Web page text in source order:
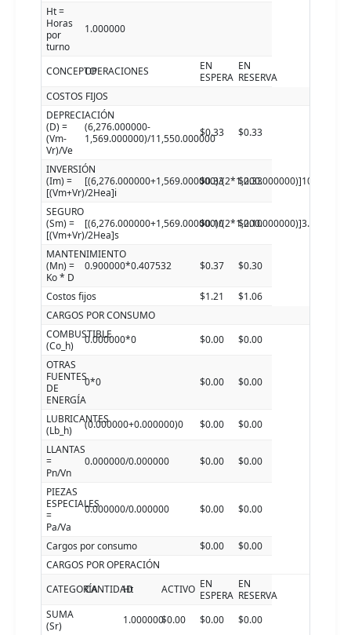
Ht =
Horas
por
turno
1.000000
CONCEPTOOPERACIONES
EN
ESPERA
EN
RESERVA
COSTOS FIJOS
DEPRECIACIÓN
(D) =
(Vm-
Vr)/Ve
(6,276.000000-
1,569.000000)/11,550.000000
$0.33 $0.33
INVERSIÓN
(Im) =
[(Vm+Vr)/2Hea]i
[(6,276.000000+1,569.000000)/(2*1,200.000000)]10.000000
$0.33 $0.33
SEGURO
(Sm) =
[(Vm+Vr)/2Hea]s
[(6,276.000000+1,569.000000)/(2*1,200.000000)]3.000000
$0.10 $0.10
MANTENIMIENTO
(Mn) =
Ko * D
0.900000*0.407532 $0.37 $0.30
Costos fijos $1.21
$1.06
CARGOS POR CONSUMO
COMBUSTIBLE
(Co_h)
0.000000*0 $0.00
$0.00
OTRAS
FUENTES
DE
ENERGÍA
0*0 $0.00 $0.00
LUBRICANTES
(Lb_h)
(0.000000+0.000000)0 $0.00
$0.00
LLANTAS
=
Pn/Vn
0.000000/0.000000 $0.00 $0.00
PIEZAS
ESPECIALES
=
Pa/Va
0.000000/0.000000 $0.00 $0.00
Cargos por consumo $0.00
$0.00
CARGOS POR OPERACIÓN
CATEGORÍACANTIDAD
Ht ACTIVO EN
ESPERA
EN
RESERVA
SUMA
(Sr)
1.000000$0.00 $0.00 $0.00